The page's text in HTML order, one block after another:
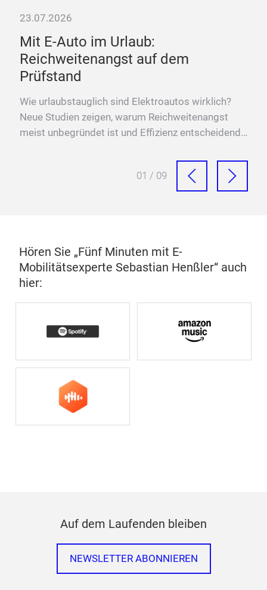
23.07.2026
Mit E-Auto im Urlaub:
Reichweitenangst auf dem
Prüfstand
Wie urlaubstauglich sind Elektroautos wirklich?
Neue Studien zeigen, warum Reichweitenangst
meist unbegründet ist und Effizienz entscheidend
01 / 09
Hören Sie „Fünf Minuten mit E-
Mobilitätsexperte Sebastian Henßler“ auch
hier:
Auf dem Laufenden bleiben
NEWSLETTER ABONNIEREN